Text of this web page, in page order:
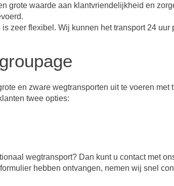
grote waarde aan klantvriendelijkheid en
zeer flexibel. Wij kunnen het transport 24 uur
en zware wegtransporten uit te voeren met
twee opties:
wegtransport? Dan kunt u contact met
hebben ontvangen, nemen wij snel